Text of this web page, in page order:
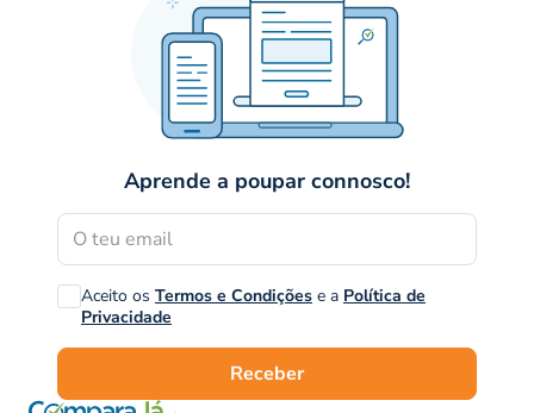
Aprende a poupar connosco!
Aceito os Termos e Condições e a Política de
Privacidade
Receber